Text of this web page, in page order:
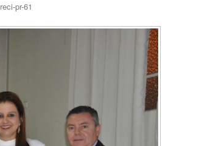
pr-61